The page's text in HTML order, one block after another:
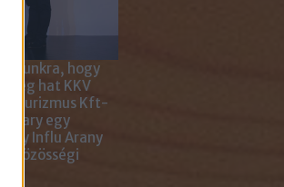
hogy
hat KKV
Turizmus Kft-
egy
egy Influ Arany
közösségi